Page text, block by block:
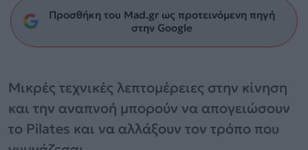
Προσθήκη του Mad.gr ως προτεινόμενη πηγή
στην Google
Μικρές τεχνικές λεπτομέρειες στην κίνηση
και την αναπνοή μπορούν να απογειώσουν
το Pilates και να αλλάξουν τον τρόπο που